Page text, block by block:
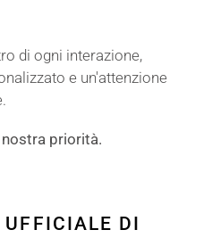
di ogni interazione,
e un'attenzione
priorità.
UFFICIALE DI